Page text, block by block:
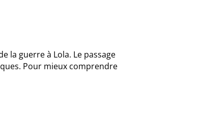
la guerre à Lola. Le passage
Pour mieux comprendre